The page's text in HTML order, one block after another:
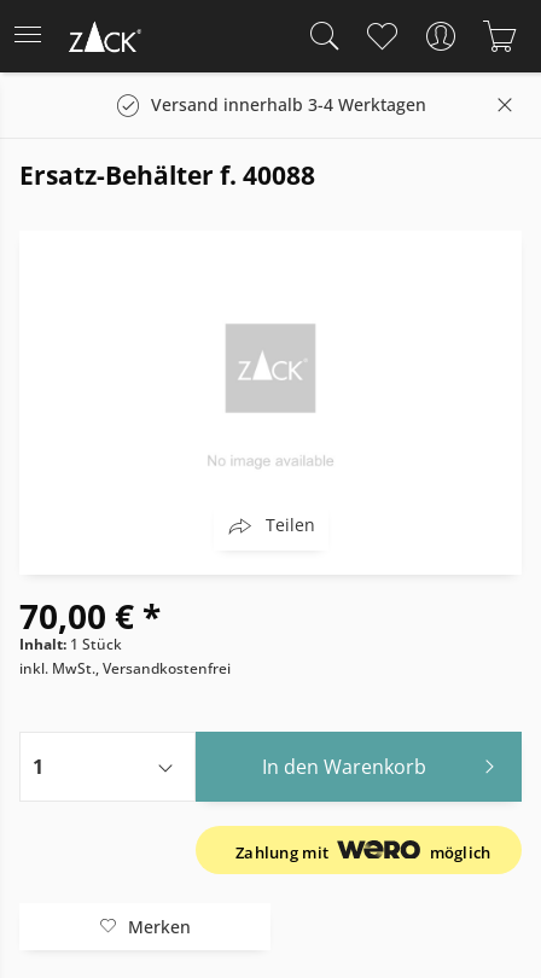
Versand innerhalb 3-4 Werktagen
Ersatz-Behälter f. 40088
Teilen
70,00 € *
Inhalt: 1 Stück
inkl. MwSt., Versandkostenfrei
In den Warenkorb
Zahlung mit möglich
Merken